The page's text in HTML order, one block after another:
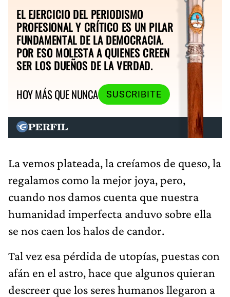
EL EJERCICIO DEL PERIODISMO
PROFESIONAL Y CRÍTICO ES UN PILAR
FUNDAMENTAL DE LA DEMOCRACIA.
POR ESO MOLESTA A QUIENES CREEN
SER LOS DUEÑOS DE LA VERDAD.
HOY MÁS QUE NUNCA
SUSCRIBITE
La vemos plateada, la creíamos de queso, la
regalamos como la mejor joya, pero,
cuando nos damos cuenta que nuestra
humanidad imperfecta anduvo sobre ella
se nos caen los halos de candor.
Tal vez esa pérdida de utopías, puestas con
afán en el astro, hace que algunos quieran
descreer que los seres humanos llegaron a